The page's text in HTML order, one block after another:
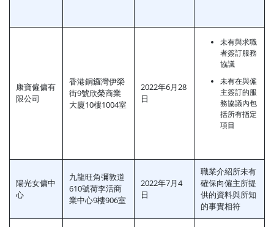
康寶僱傭有
限公司
香港銅鑼灣伊榮
街9號欣榮商業
大廈10樓1004室
2022年6月28
日
未有與求職
者簽訂服務
協議
未有在與僱
主簽訂的服
務協議內包
括所有指定
項目
陽光女傭中
心
九龍旺角彌敦道
610號荷李活商
業中心9樓906室
2022年7月4
日
職業介紹所未有
確保向僱主所提
供的資料與所知
的事實相符